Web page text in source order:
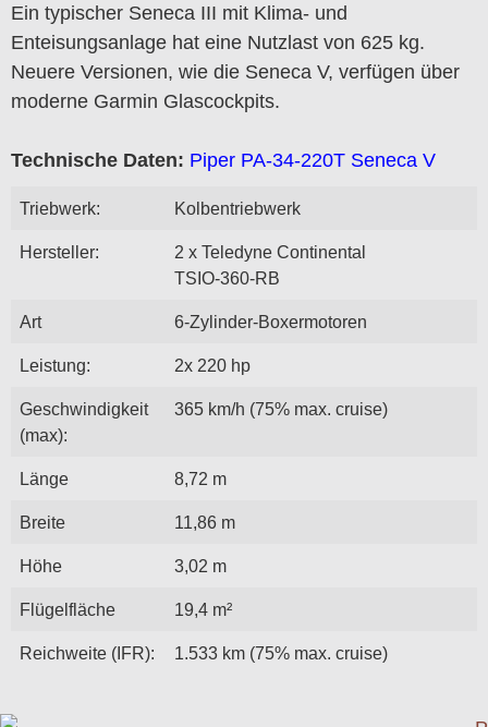
Ein typischer Seneca III mit Klima- und
Enteisungsanlage hat eine Nutzlast von 625 kg.
Neuere Versionen, wie die Seneca V, verfügen über
moderne Garmin Glascockpits.
Technische Daten: Piper PA-34-220T Seneca V
Triebwerk: Kolbentriebwerk
Hersteller:
2 x Teledyne Continental
TSIO-360-RB
Art 6-Zylinder-Boxermotoren
Leistung: 2x 220 hp
Geschwindigkeit
(max):
365 km/h (75% max. cruise)
Länge 8,72 m
Breite 11,86 m
Höhe 3,02 m
Flügelfläche 19,4 m²
Reichweite (IFR): 1.533 km (75% max. cruise)